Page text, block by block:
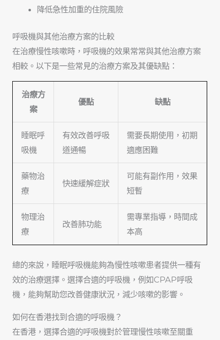
降低急性加重的住院風險
呼吸機與其他治療方案的比較
在治療慢性咳嗽時，呼吸機的效果常常與其他治療方案
相較。以下是一些常見的治療方案及其優缺點：
治療方
案
優點 缺點
睡眠呼
吸機
有效改善呼吸
道通暢
需要長期使用，初期
適應困難
藥物治
療
快速緩解症狀
可能有副作用，效果
短暫
物理治
療
改善肺功能
需專業指導，時間成
本高
總的來說，睡眠呼吸機能夠為慢性咳嗽患者提供一種有
效的治療選擇。選擇合適的呼吸機，例如CPAP呼吸
機，能夠幫助您改善健康狀況，減少咳嗽的影響。
如何在香港找到合適的呼吸機？
在香港，選擇合適的呼吸機對於管理慢性咳嗽至關重